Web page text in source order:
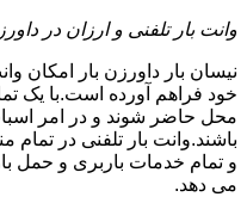
وانت بار تلفنی و ارزان در
نیسان بار داورزن بار امکان
خود فراهم آورده است.با یک
محل حاضر شوند و در امر
باشند.وانت بار تلفنی در
و تمام خدمات باربری و حمل
می دهد.